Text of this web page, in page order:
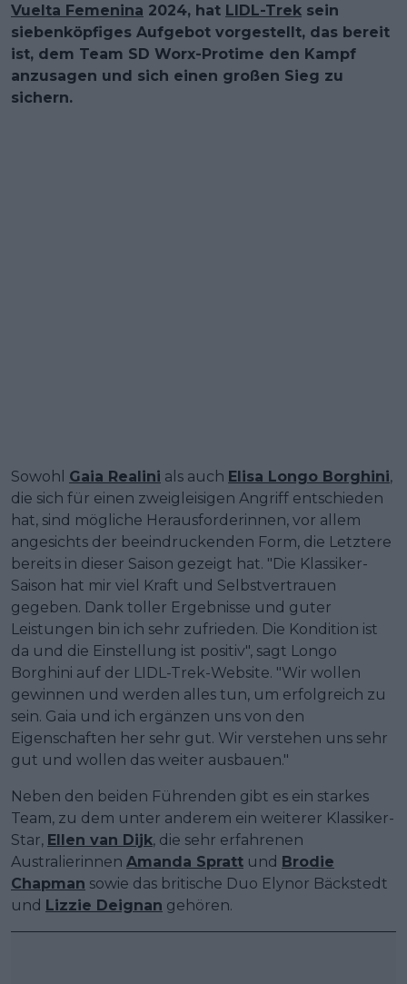
Vuelta Femenina 2024, hat LIDL-Trek sein
siebenköpfiges Aufgebot vorgestellt, das bereit
ist, dem Team SD Worx-Protime den Kampf
anzusagen und sich einen großen Sieg zu
sichern.
Sowohl Gaia Realini als auch Elisa Longo Borghini,
die sich für einen zweigleisigen Angriff entschieden
hat, sind mögliche Herausforderinnen, vor allem
angesichts der beeindruckenden Form, die Letztere
bereits in dieser Saison gezeigt hat. "Die Klassiker-
Saison hat mir viel Kraft und Selbstvertrauen
gegeben. Dank toller Ergebnisse und guter
Leistungen bin ich sehr zufrieden. Die Kondition ist
da und die Einstellung ist positiv", sagt Longo
Borghini auf der LIDL-Trek-Website. "Wir wollen
gewinnen und werden alles tun, um erfolgreich zu
sein. Gaia und ich ergänzen uns von den
Eigenschaften her sehr gut. Wir verstehen uns sehr
gut und wollen das weiter ausbauen."
Neben den beiden Führenden gibt es ein starkes
Team, zu dem unter anderem ein weiterer Klassiker-
Star, Ellen van Dijk, die sehr erfahrenen
Australierinnen Amanda Spratt und Brodie
Chapman sowie das britische Duo Elynor Bäckstedt
und Lizzie Deignan gehören.